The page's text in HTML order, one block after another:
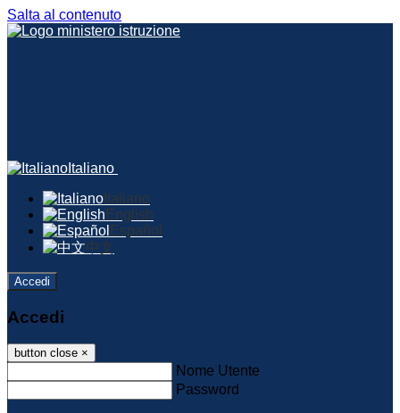
Salta al contenuto
Italiano
Italiano
English
Español
中文
Accedi
Accedi
button close ×
Nome Utente
Password